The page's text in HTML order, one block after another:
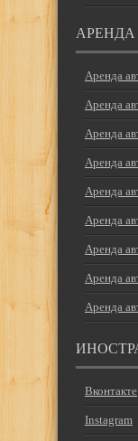
АРЕНДА
Аренда
Аренда
Аренда
Аренда
Аренда
Аренда
Аренда
Аренда
Аренда
Вконтакте
Instagram